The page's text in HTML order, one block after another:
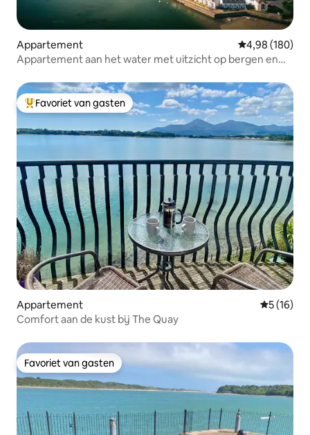
Appartement Gemiddelde
4,98 (180)
Appartement aan het water met uitzicht op bergen en
Topfavoriet van gasten
Favoriet van gasten
Appartement
5 (16)
Comfort aan de kust bij The Quay
Favoriet van gasten
Favoriet van gasten